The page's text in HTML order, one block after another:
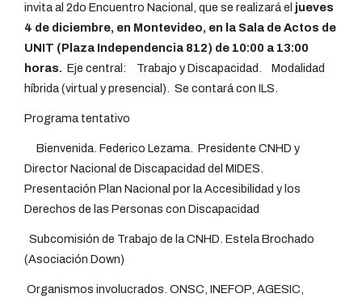
invita al 2do Encuentro Nacional, que se realizará el jueves
4 de diciembre, en Montevideo, en la Sala de Actos de
UNIT (Plaza Independencia 812) de 10:00 a 13:00
horas. Eje central: Trabajo y Discapacidad. Modalidad
híbrida (virtual y presencial). Se contará con ILS.
Programa tentativo
Bienvenida. Federico Lezama. Presidente CNHD y
Director Nacional de Discapacidad del MIDES.
Presentación Plan Nacional por la Accesibilidad y los
Derechos de las Personas con Discapacidad
Subcomisión de Trabajo de la CNHD. Estela Brochado
(Asociación Down)
Organismos involucrados. ONSC, INEFOP, AGESIC,